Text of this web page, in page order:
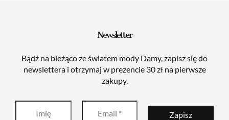
Newsletter
Bądź na bieżąco ze światem mody Damy, zapisz się do
newslettera i otrzymaj w prezencie 30 zł na pierwsze
zakupy.